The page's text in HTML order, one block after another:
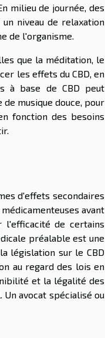
milieu de journée, des
niveau de relaxation
de l'organisme.
que la méditation, le
les effets du CBD, en
à base de CBD peut
musique douce, pour
fonction des besoins
d'effets secondaires
avant
l'efficacité de certains
préalable est une
législation sur le CBD
au regard des lois en
et la légalité des
avocat spécialisé ou